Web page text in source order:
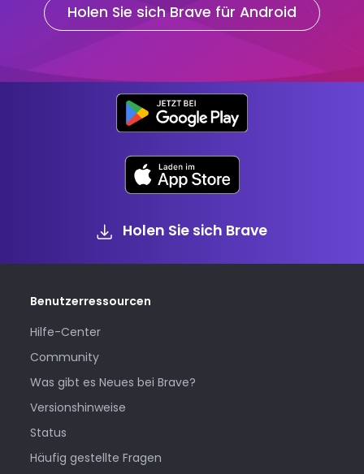
Holen Sie sich Brave für Android
Holen Sie sich Brave
Benutzerressourcen
Hilfe-Center
Community
Was gibt es Neues bei Brave?
Versionshinweise
Status
Häufig gestellte Fragen